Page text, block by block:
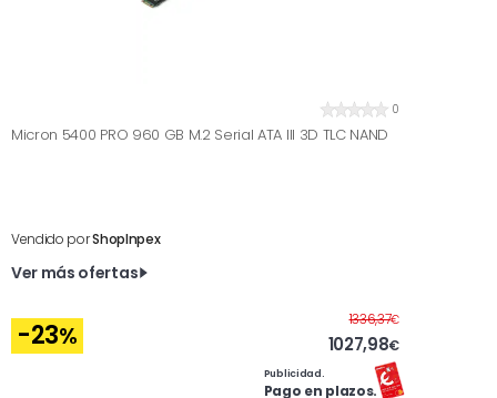
0
Micron 5400 PRO 960 GB M.2 Serial ATA III 3D TLC NAND
Vendido porShopInpex
Ver más ofertas
-23%
1336,37€Antes
1027,98€
Publicidad.
Pago en plazos.